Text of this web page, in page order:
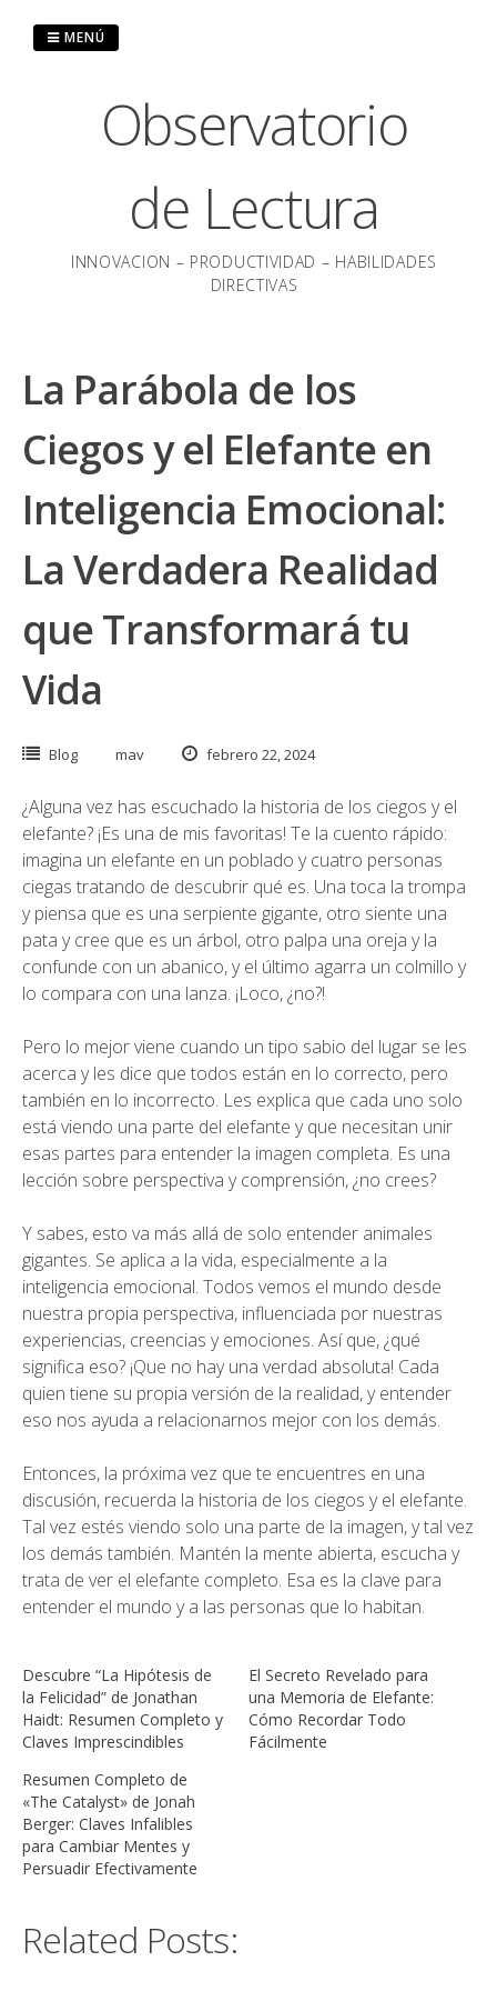
Observatorio
de Lectura
INNOVACION – PRODUCTIVIDAD – HABILIDADES
DIRECTIVAS
MENÚ
La Parábola de los
Ciegos y el Elefante en
Inteligencia Emocional:
La Verdadera Realidad
que Transformará tu
Vida
Blog mav febrero 22, 2024
¿Alguna vez has escuchado la historia de los ciegos y el
elefante? ¡Es una de mis favoritas! Te la cuento rápido:
imagina un elefante en un poblado y cuatro personas
ciegas tratando de descubrir qué es. Una toca la trompa
y piensa que es una serpiente gigante, otro siente una
pata y cree que es un árbol, otro palpa una oreja y la
confunde con un abanico, y el último agarra un colmillo y
lo compara con una lanza. ¡Loco, ¿no?!
Pero lo mejor viene cuando un tipo sabio del lugar se les
acerca y les dice que todos están en lo correcto, pero
también en lo incorrecto. Les explica que cada uno solo
está viendo una parte del elefante y que necesitan unir
esas partes para entender la imagen completa. Es una
lección sobre perspectiva y comprensión, ¿no crees?
Y sabes, esto va más allá de solo entender animales
gigantes. Se aplica a la vida, especialmente a la
inteligencia emocional. Todos vemos el mundo desde
nuestra propia perspectiva, influenciada por nuestras
experiencias, creencias y emociones. Así que, ¿qué
significa eso? ¡Que no hay una verdad absoluta! Cada
quien tiene su propia versión de la realidad, y entender
eso nos ayuda a relacionarnos mejor con los demás.
Entonces, la próxima vez que te encuentres en una
discusión, recuerda la historia de los ciegos y el elefante.
Tal vez estés viendo solo una parte de la imagen, y tal vez
los demás también. Mantén la mente abierta, escucha y
trata de ver el elefante completo. Esa es la clave para
entender el mundo y a las personas que lo habitan.
Descubre “La Hipótesis de
la Felicidad” de Jonathan
Haidt: Resumen Completo y
Claves Imprescindibles
El Secreto Revelado para
una Memoria de Elefante:
Cómo Recordar Todo
Fácilmente
Resumen Completo de
«The Catalyst» de Jonah
Berger: Claves Infalibles
para Cambiar Mentes y
Persuadir Efectivamente
Related Posts: